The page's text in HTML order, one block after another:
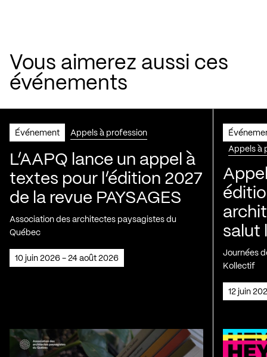
Vous aimerez aussi ces
événements
Événement Appels à profession
L’AAPQ lance un appel à
textes pour l’édition 2027
de la revue PAYSAGES
Association des architectes paysagistes du
Québec
10 juin 2026 - 24 août 2026
Appels à
salut
Journées
Kollectif
12 juin